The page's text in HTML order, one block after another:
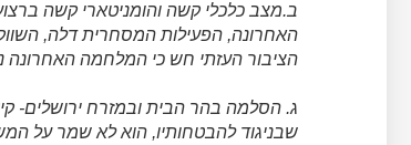
ב.מצב כלכלי קשה והומניטארי קשה
האחרונה, הפעילות המסחרית דלה,
הציבור העזתי חש כי המלחמה האחרונה
ג. הסלמה בהר הבית ובמזרח ירושלים-
שבניגוד להבטחותיו, הוא לא שמר על